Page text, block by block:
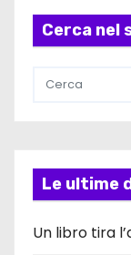
Cerca nel
Le ultime
Un libro tira